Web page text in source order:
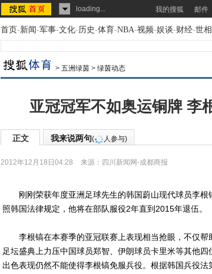
loading... 我的搜狐 邮件
首页-新闻-军事-文化-历史-体育-NBA-视频-娱谈-财经-世相
> 五洲绿茵 > 绿茵动态
亚冠冠军不如奥运铜牌 李
正文 我来说两句( 人参与)
2012年12月18日04:28 来源： 四川新闻网-成都商报
刚刚荣获年度亚洲足球先生的韩国蔚山现代球员李根
照韩国法律规定，他将在部队服役2年直到2015年退伍。
李根镐在本赛季的亚冠联赛上表现相当抢眼，不仅帮
足坛盛典上力压中国球员郑智、伊朗球员卡里米等其他
出色表现仍然不能使得李根镐免服兵役。根据韩国兵役